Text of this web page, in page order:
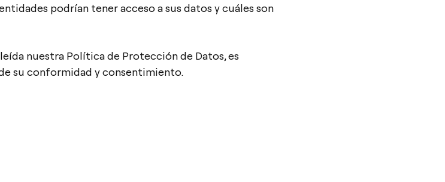
podrían tener acceso a sus datos y cuáles son
nuestra Política de Protección de Datos, es
su conformidad y consentimiento.